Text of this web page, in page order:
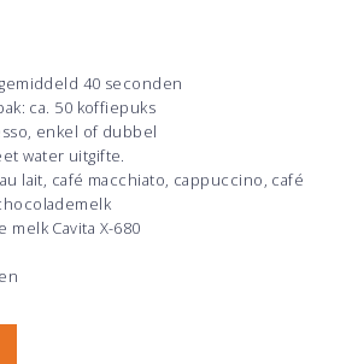
40 seconden
ca. 50 koffiepuks
enkel of dubbel
water uitgifte.
lait, café macchiato, cappuccino, café
Cavita X-680